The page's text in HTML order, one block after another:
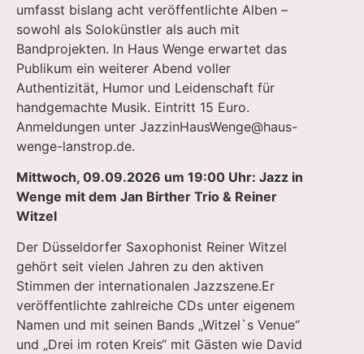
umfasst bislang acht veröffentlichte Alben –
sowohl als Solokünstler als auch mit
Bandprojekten. In Haus Wenge erwartet das
Publikum ein weiterer Abend voller
Authentizität, Humor und Leidenschaft für
handgemachte Musik. Eintritt 15 Euro.
Anmeldungen unter JazzinHausWenge@haus-
wenge-lanstrop.de.
Mittwoch, 09.09.2026 um 19:00 Uhr: Jazz in
Wenge mit dem Jan Birther Trio & Reiner
Witzel
Der Düsseldorfer Saxophonist Reiner Witzel
gehört seit vielen Jahren zu den aktiven
Stimmen der internationalen Jazzszene.Er
veröffentlichte zahlreiche CDs unter eigenem
Namen und mit seinen Bands „Witzel`s Venue“
und „Drei im roten Kreis“ mit Gästen wie David